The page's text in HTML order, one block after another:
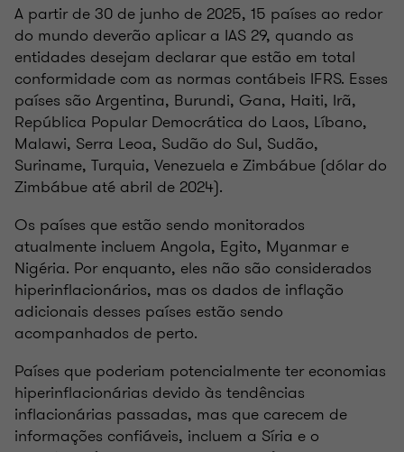
A partir de 30 de junho de 2025, 15 países ao redor
do mundo deverão aplicar a IAS 29, quando as
entidades desejam declarar que estão em total
conformidade com as normas contábeis IFRS. Esses
países são Argentina, Burundi, Gana, Haiti, Irã,
República Popular Democrática do Laos, Líbano,
Malawi, Serra Leoa, Sudão do Sul, Sudão,
Suriname, Turquia, Venezuela e Zimbábue (dólar do
Zimbábue até abril de 2024).
Os países que estão sendo monitorados
atualmente incluem Angola, Egito, Myanmar e
Nigéria. Por enquanto, eles não são considerados
hiperinflacionários, mas os dados de inflação
adicionais desses países estão sendo
acompanhados de perto.
Países que poderiam potencialmente ter economias
hiperinflacionárias devido às tendências
inflacionárias passadas, mas que carecem de
informações confiáveis, incluem a Síria e o